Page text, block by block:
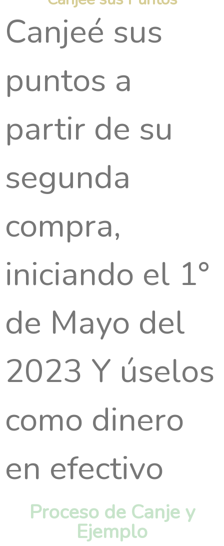
Canjeé sus
puntos a
partir de su
segunda
compra,
iniciando el 1°
de Mayo del
2023 Y úselos
como dinero
en efectivo
Proceso de Canje y
Ejemplo